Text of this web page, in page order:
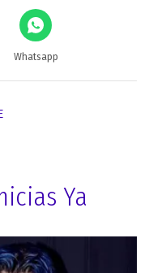
Whatsapp
Ya